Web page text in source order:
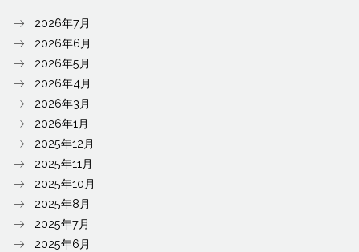
2026年7月
2026年6月
2026年5月
2026年4月
2026年3月
2026年1月
2025年12月
2025年11月
2025年10月
2025年8月
2025年7月
2025年6月